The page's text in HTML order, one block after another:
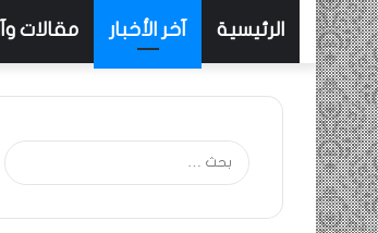
الرئيسية آخر الأخبار مقالات